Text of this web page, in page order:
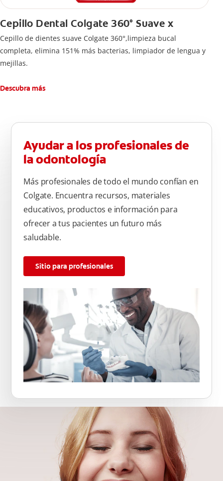
Cepillo Dental Colgate 360° Suave x
Cepillo de dientes suave Colgate 360°,limpieza bucal
completa, elimina 151% más bacterias, limpiador de lengua y
mejillas.
Descubra más
Ayudar a los profesionales de
la odontología
Más profesionales de todo el mundo confían en
Colgate. Encuentra recursos, materiales
educativos, productos e información para
ofrecer a tus pacientes un futuro más
saludable.
Sitio para profesionales